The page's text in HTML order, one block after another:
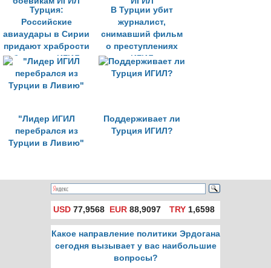
Турция:
Российские
авиаудары в Сирии
придают храбрости
боевикам ИГИЛ
В Турции убит
журналист,
снимавший фильм
о преступлениях
ИГИЛ
"Лидер ИГИЛ
перебрался из
Турции в Ливию"
Поддерживает ли
Турция ИГИЛ?
USD 77,9568 EUR 88,9097 TRY1,6598
Какое направление политики Эрдогана
сегодня вызывает у вас наибольшие
вопросы?